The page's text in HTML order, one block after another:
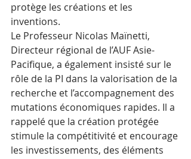
protège les créations et les
inventions.
Le Professeur Nicolas Maïnetti,
Directeur régional de l’AUF Asie-
Pacifique, a également insisté sur le
rôle de la PI dans la valorisation de la
recherche et l’accompagnement des
mutations économiques rapides. Il a
rappelé que la création protégée
stimule la compétitivité et encourage
les investissements, des éléments